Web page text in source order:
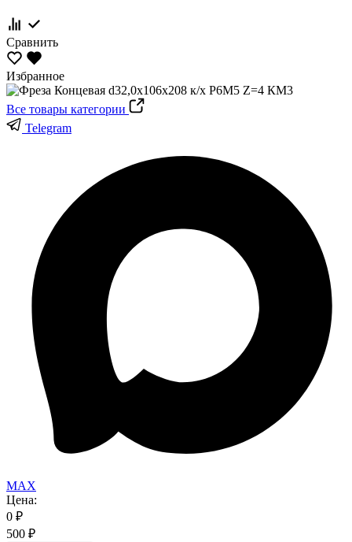
Сравнить
Избранное
Все товары категории
Telegram
MAX
Цена:
0 ₽
500 ₽